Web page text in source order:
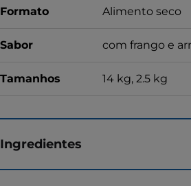
Formato Alimento seco
Sabor com frango e
Tamanhos 14 kg, 2.5 kg
Ingredientes